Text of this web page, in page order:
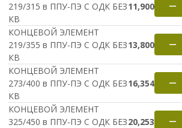
219/315 в ППУ-ПЭ С ОДК БЕЗ
КВ
11,900 —
КОНЦЕВОЙ ЭЛЕМЕНТ
219/355 в ППУ-ПЭ С ОДК БЕЗ
КВ
13,800 —
КОНЦЕВОЙ ЭЛЕМЕНТ
273/400 в ППУ-ПЭ С ОДК БЕЗ
КВ
16,354 —
КОНЦЕВОЙ ЭЛЕМЕНТ
325/450 в ППУ-ПЭ С ОДК БЕЗ20,253 —